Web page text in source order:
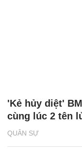
QUÂN SỰ
'Kẻ hủy diệt'
cùng lúc 2 tên